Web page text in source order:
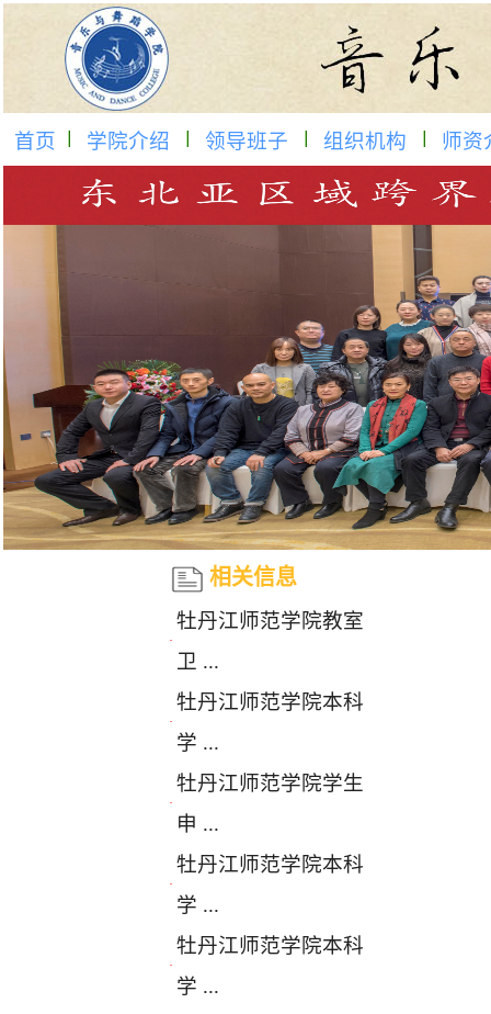
首页 学院介绍 领导班子 组织机构 师
相关信息
·
牡丹江师范学院教室
卫 ...
·
牡丹江师范学院本科
学 ...
·
牡丹江师范学院学生
申 ...
·
牡丹江师范学院本科
学 ...
·
牡丹江师范学院本科
学 ...